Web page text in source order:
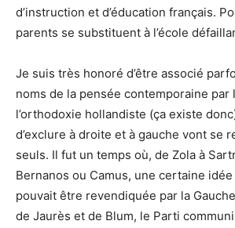
d’instruction et d’éducation français.
parents se substituent à l’école
Je suis très honoré d’être associé
noms de la pensée contemporaine par
l’orthodoxie hollandiste (ça existe
d’exclure à droite et à gauche vont se
seuls. Il fut un temps où, de Zola à
Bernanos ou Camus, une certaine
pouvait être revendiquée par la
de Jaurès et de Blum, le Parti